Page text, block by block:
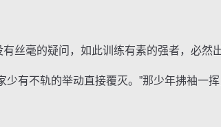
毫的疑问，如此训练有素的强者，必然出
不轨的举动直接覆灭。”那少年拂袖一挥